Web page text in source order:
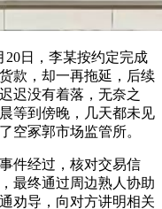
日，李某按约定完成
款，却一再拖延，后续
迟没有着落，无奈之
等到傍晚，几天都未见
空冢郭市场监管所。
件经过，核对交易信
最终通过周边熟人协助
劝导，向对方讲明相关